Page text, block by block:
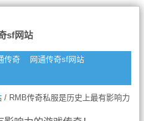
sf网站
传奇
网通传奇sf网站
/ RMB传奇私服是历史上最有影响力